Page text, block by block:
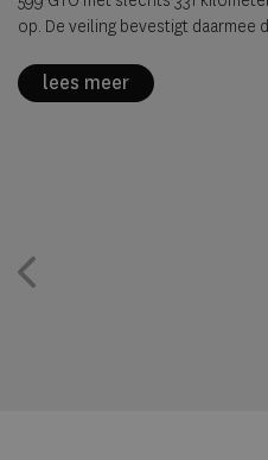
op. De veiling bevestigt daarmee
tweeduizend.
lees meer